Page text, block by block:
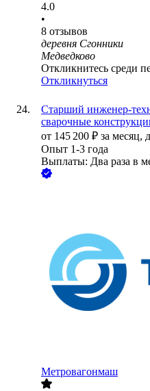
4.0
•
8 отзывов
деревня Сгонники
Медведково
Откликнитесь среди
Откликнуться
Старший инженер-
сварочные
от 145 200 ₽ за месяц,
Опыт 1-3 года
Выплаты: Два раза в
Метровагонмаш